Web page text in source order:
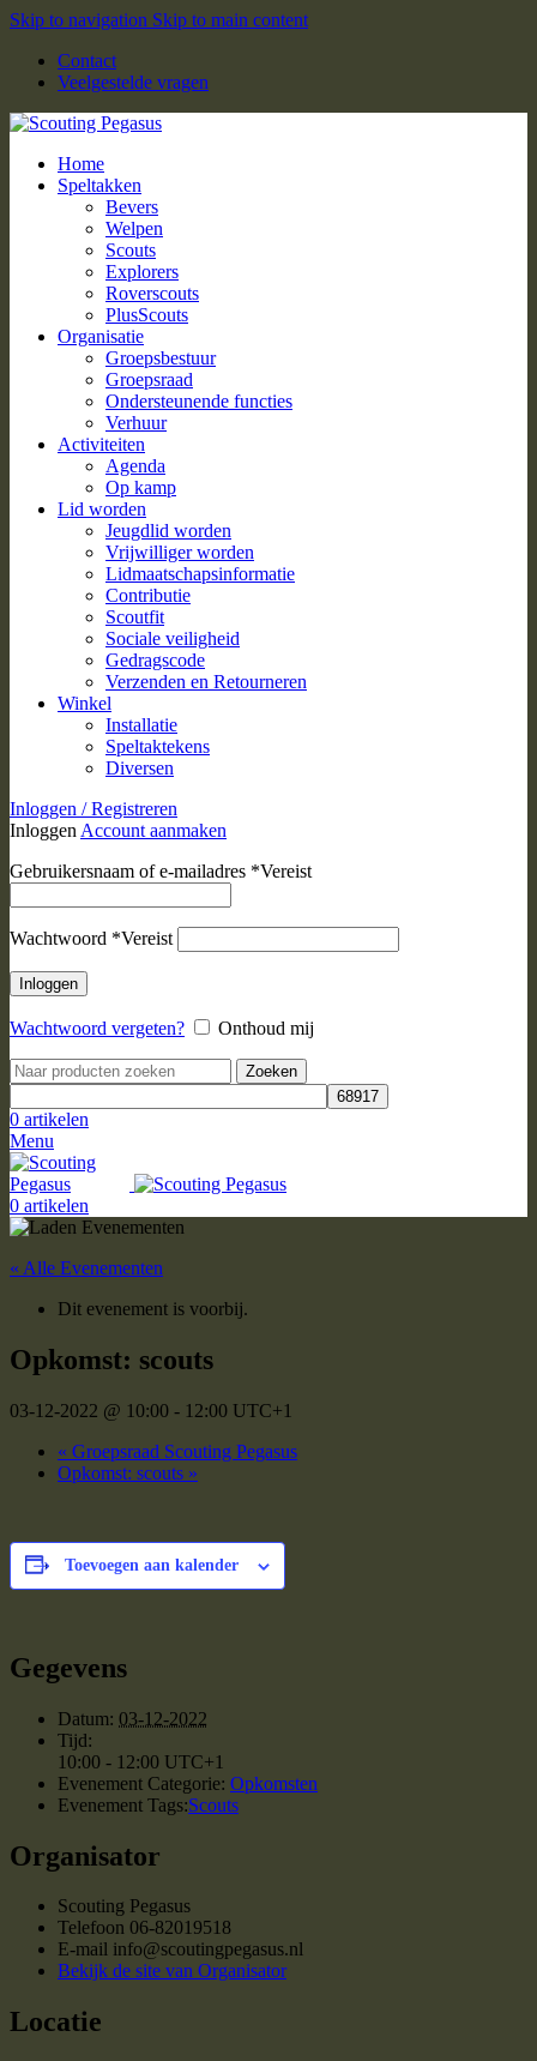
Skip to navigation Skip to main content
Contact
Veelgestelde vragen
Home
Speltakken
Bevers
Welpen
Scouts
Explorers
Roverscouts
PlusScouts
Organisatie
Groepsbestuur
Groepsraad
Ondersteunende functies
Verhuur
Activiteiten
Agenda
Op kamp
Lid worden
Jeugdlid worden
Vrijwilliger worden
Lidmaatschapsinformatie
Contributie
Scoutfit
Sociale veiligheid
Gedragscode
Verzenden en Retourneren
Winkel
Installatie
Speltaktekens
Diversen
Inloggen / Registreren
Inloggen Account aanmaken
Gebruikersnaam of e-mailadres *Vereist
Wachtwoord *Vereist
Inloggen
Wachtwoord vergeten? Onthoud mij
Zoeken
0 artikelen
Menu
0 artikelen
« Alle Evenementen
Dit evenement is voorbij.
Opkomst: scouts
03-12-2022 @ 10:00 - 12:00 UTC+1
« Groepsraad Scouting Pegasus
Opkomst: scouts »
Toevoegen aan kalender
Gegevens
Datum: 03-12-2022
Tijd:
10:00 - 12:00 UTC+1
Evenement Categorie: Opkomsten
Evenement Tags:Scouts
Organisator
Scouting Pegasus
Telefoon 06-82019518
E-mail info@scoutingpegasus.nl
Bekijk de site van Organisator
Locatie